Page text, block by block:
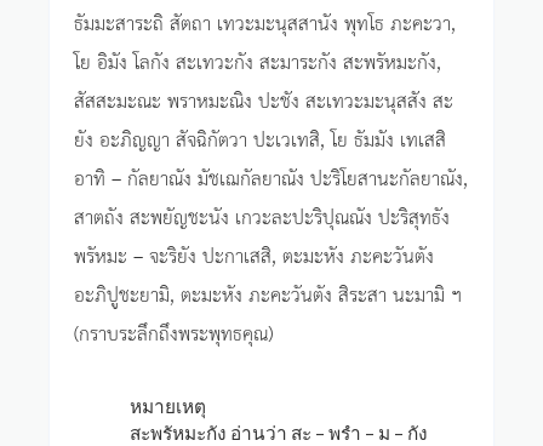
ธัมมะสาระถิ สัตถา เทวะมะนุสสานัง พุทโธ ภะคะวา,
โย อิมัง โลกัง สะเทวะกัง สะมาระกัง สะพรัหมะกัง,
สัสสะมะณะ พราหมะณิง ปะชัง สะเทวะมะนุสสัง สะ
ยัง อะภิญญา สัจฉิกัตวา ปะเวเทสิ, โย ธัมมัง เทเสสิ
อาทิ – กัลยาณัง มัชเฌกัลยาณัง ปะริโยสานะกัลยาณัง,
สาตถัง สะพยัญชะนัง เกวะละปะริปุณณัง ปะริสุทธัง
พรัหมะ – จะริยัง ปะกาเสสิ, ตะมะหัง ภะคะวันตัง
อะภิปูชะยามิ, ตะมะหัง ภะคะวันตัง สิระสา นะมามิ ฯ
(กราบระลึกถึงพระพุทธคุณ)
หมายเหตุ
สะพรัหมะกัง อ่านว่า สะ – พรำ – ม – กัง